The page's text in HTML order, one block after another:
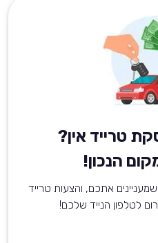
טרייד אין?
הנכון!
אתכם, והצעות טרייד
לטלפון הנייד שלכם!